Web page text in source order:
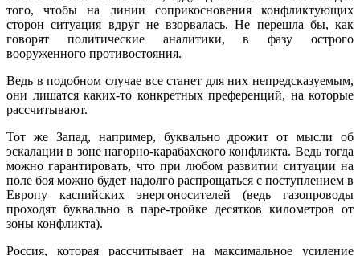
того, чтобы на линии соприкосновения конфликтующих
сторон ситуация вдруг не взорвалась. Не перешла бы, как
говорят политические аналитики, в фазу острого
вооруженного противостояния.
Ведь в подобном случае все станет для них непредсказуемым,
они лишатся каких-то конкретных преференций, на которые
рассчитывают.
Тот же Запад, например, буквально дрожит от мысли об
эскалации в зоне нагорно-карабахского конфликта. Ведь тогда
можно гарантировать, что при любом развитии ситуации на
поле боя можно будет надолго распрощаться с поступлением в
Европу каспийских энергоносителей (ведь газопроводы
проходят буквально в паре-тройке десятков километров от
зоны конфликта).
Россия, которая рассчитывает на максимальное усиление